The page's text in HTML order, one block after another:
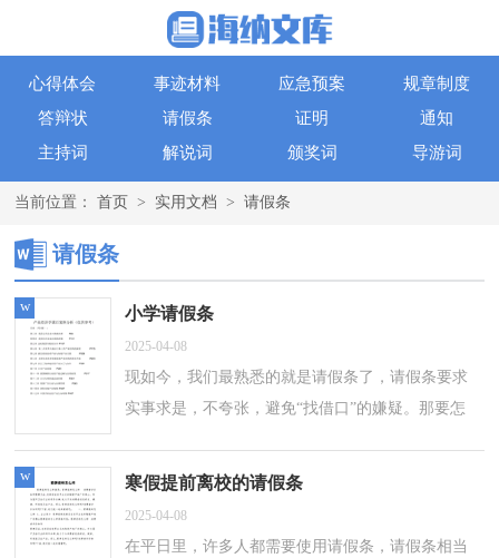
心得体会 事迹材料 应急预案
规章制度
答辩状
请假条 证明
通知
主持词
解说词 颁奖词 导游词
当前位置： 首页 > 实用文档 > 请假条
请假条
小学请假条
2025-04-08
现如今，我们最熟悉的就是请假条了，请假条要求
实事求是，不夸张，避免“找借口”的嫌疑。那要怎
仅供参考，大家一起来看看吧。小学请假条1...
w
寒假提前离校的请假条
2025-04-08
在平日里，许多人都需要使用请假条，请假条相当
w